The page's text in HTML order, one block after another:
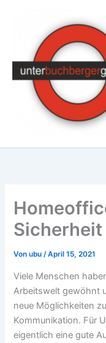
Sicherheit
Vonubu/April 15, 2021
Viele Menschen
Arbeitswelt gewöhnt
neue Möglichkeiten
Kommunikation. Für
eigentlich eine gute